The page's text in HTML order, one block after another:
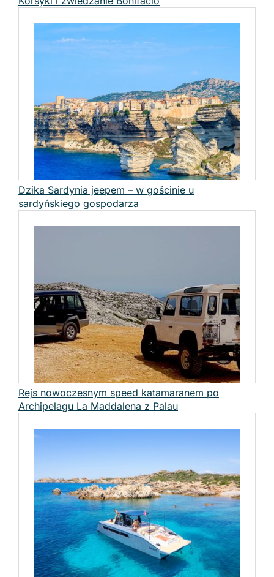
Dzika Sardynia jeepem – w gościnie u
sardyńskiego gospodarza
Rejs nowoczesnym speed katamaranem po
Archipelagu La Maddalena z Palau